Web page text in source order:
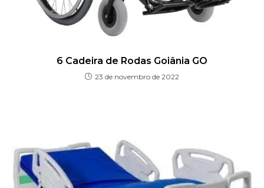
6 Cadeira de Rodas Goiânia GO
23 de novembro de 2022